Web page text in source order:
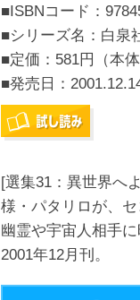
■ISBNコード：
■シリーズ名：白泉
■定価：581円（本
■発売日：
[選集31：異世界へ
様・パタリロが、
幽霊や宇宙人相手
2001年12月刊。